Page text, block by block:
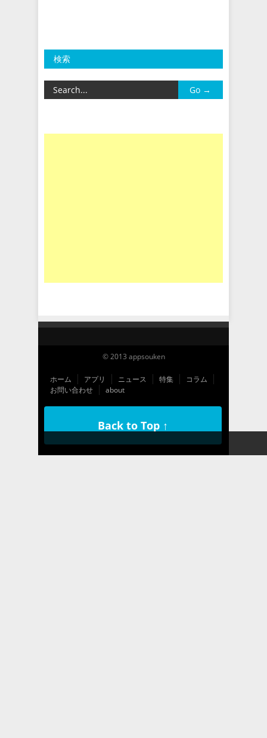
検索
© 2013 appsouken
ホーム アプリ ニュース 特集
コラム
お問い合わせ
about
Back to Top ↑